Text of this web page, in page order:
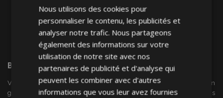
Bienvenue SurVTVAuto
VTV voiture est un détaillant européen et fournisseur en
gros d'accessoires automobiles tels que:. les enjoliveurs, les
Nous utilisons des cookies pour
personnaliser le contenu, les publicités et
analyser notre trafic. Nous partageons
également des informations sur votre
utilisation de notre site avec nos
partenaires de publicité et d'analyse qui
peuvent les combiner avec d'autres
informations que vous leur avez fournies